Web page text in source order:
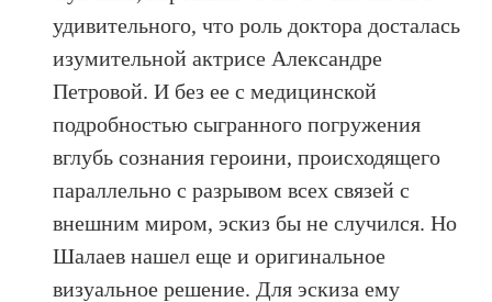
удивительного, что роль доктора досталась
изумительной актрисе Александре
Петровой. И без ее с медицинской
подробностью сыгранного погружения
вглубь сознания героини, происходящего
параллельно с разрывом всех связей с
внешним миром, эскиз бы не случился. Но
Шалаев нашел еще и оригинальное
визуальное решение. Для эскиза ему